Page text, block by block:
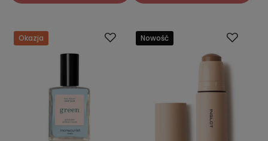
Okazja Nowość